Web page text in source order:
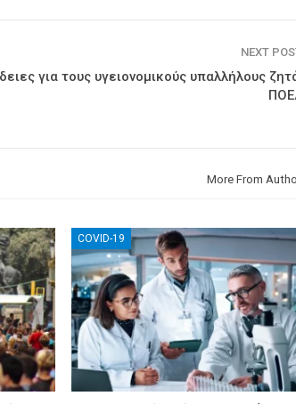
NEXT
για τους υγειονομικούς υπαλλήλους
More From
COVID-19